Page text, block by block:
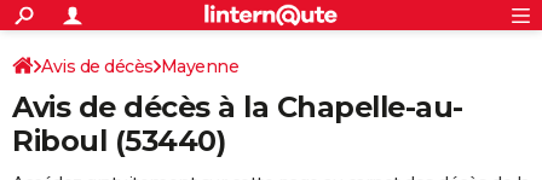
ACTUALITÉS
Politique
Société
Faits Divers
Education
Monde
Villes
+
SPORT
Coupe du monde 2026
Football
Tennis
Cyclisme
Rugby
Forum
CULTURE
FINANCE
Avis de décès Mayenne
Avis de décès à la Chapelle-au-
Riboul (53440)